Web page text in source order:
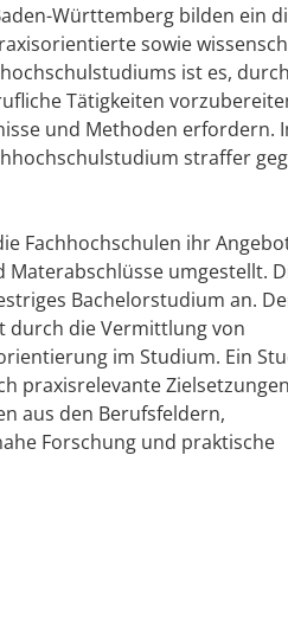
Württemberg bilden ein
sowie
ist es,
Tätigkeiten
und Methoden erfordern.
straffer
Fachhochschulen ihr
umgestellt.
Bachelorstudium an.
durch die Vermittlung von
im Studium. Ein
praxisrelevante
aus den Berufsfeldern,
Forschung und praktische